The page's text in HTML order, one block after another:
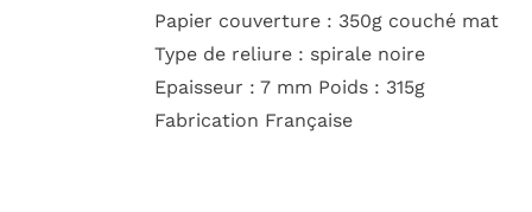
Papier couverture : 350g couché mat
Type de reliure : spirale noire
Epaisseur : 7 mm Poids : 315g
Fabrication Française